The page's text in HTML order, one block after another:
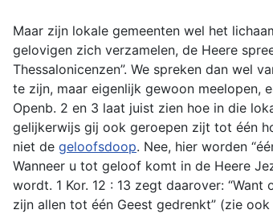
Maar zijn lokale gemeenten wel het
gelovigen zich verzamelen, de Heere
Thessalonicenzen”. We spreken dan wel
te zijn, maar eigenlijk gewoon meelopen,
Openb. 2 en 3 laat juist zien hoe in die
gelijkerwijs gij ook geroepen zijt tot één
niet de geloofsdoop. Nee, hier worden
Wanneer u tot geloof komt in de Heere
wordt. 1 Kor. 12 : 13 zegt daarover:
zijn allen tot één Geest gedrenkt” (zie